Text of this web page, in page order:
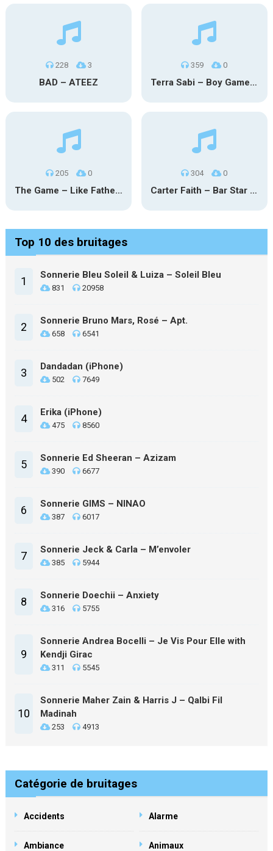
228 3
BAD – ATEEZ
359 0
Terra Sabi – Boy Game X Marcia Cruz
205 0
The Game – Like Father Like Daughter
304 0
Carter Faith – Bar Star Vevo
Top 10 des bruitages
1 Sonnerie Bleu Soleil & Luiza – Soleil Bleu
831 20958
2 Sonnerie Bruno Mars, Rosé – Apt.
658 6541
3 Dandadan (iPhone)
502 7649
4 Erika (iPhone)
475 8560
5 Sonnerie Ed Sheeran – Azizam
390 6677
6 Sonnerie GIMS – NINAO
387 6017
7 Sonnerie Jeck & Carla – M’envoler
385 5944
8 Sonnerie Doechii – Anxiety
316 5755
9
Sonnerie Andrea Bocelli – Je Vis Pour Elle with
Kendji Girac
311 5545
10
Sonnerie Maher Zain & Harris J – Qalbi Fil
Madinah
253 4913
Catégorie de bruitages
Accidents Alarme
Ambiance Animaux